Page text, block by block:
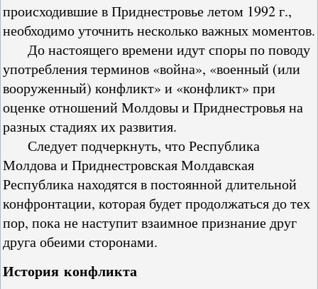
происходившие в Приднестровье летом 1992 г.,
необходимо уточнить несколько важных моментов.
До настоящего времени идут споры по поводу
употребления терминов «война», «военный (или
вооруженный) конфликт» и «конфликт» при
оценке отношений Молдовы и Приднестровья на
разных стадиях их развития.
Следует подчеркнуть, что Республика
Молдова и Приднестровская Молдавская
Республика находятся в постоянной длительной
конфронтации, которая будет продолжаться до тех
пор, пока не наступит взаимное признание друг
друга обеими сторонами.
История конфликта